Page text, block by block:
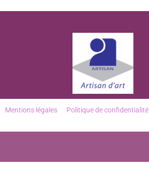
Mentions légales Politique de confidentialité